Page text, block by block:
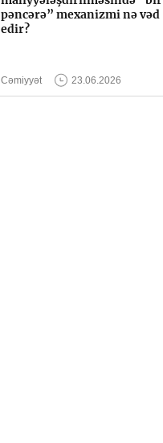
pəncərə” mexanizmi nə vəd
edir?
Cəmiyyət 23.06.2026